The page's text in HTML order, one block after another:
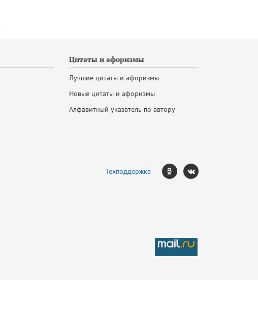
Цитаты и афоризмы
Лучшие цитаты и афоризмы
Новые цитаты и афоризмы
Алфавитный указатель по автору
Техподдержка